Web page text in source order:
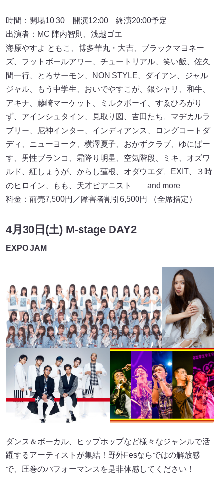
時間：開場10:30 開演12:00 終演20:00予定
出演者：MC 陣内智則、浅越ゴエ
海原やすよ ともこ、博多華丸・大吉、ブラックマヨネー
ズ、フットボールアワー、チュートリアル、笑い飯、佐久
間一行、とろサーモン、NON STYLE、ダイアン、ジャル
ジャル、もう中学生、おいでやすこが、銀シャリ、和牛、
アキナ、藤崎マーケット、ミルクボーイ、すゑひろがり
ず、アインシュタイン、見取り図、吉田たち、マヂカルラ
ブリー、尼神インター、インディアンス、ロングコートダ
ディ、ニューヨーク、横澤夏子、おかずクラブ、ゆにばー
す、男性ブランコ、霜降り明星、空気階段、ミキ、オズワ
ルド、紅しょうが、からし蓮根、オダウエダ、EXIT、３時
のヒロイン、もも、天才ピアニスト and more
料金：前売7,500円／障害者割引6,500円 （全席指定）
4月30日(土) M-stage DAY2
EXPO JAM
ダンス＆ボーカル、ヒップホップなど様々なジャンルで活
躍するアーティストが集結！野外Fesならではの解放感
で、圧巻のパフォーマンスを是非体感してください！